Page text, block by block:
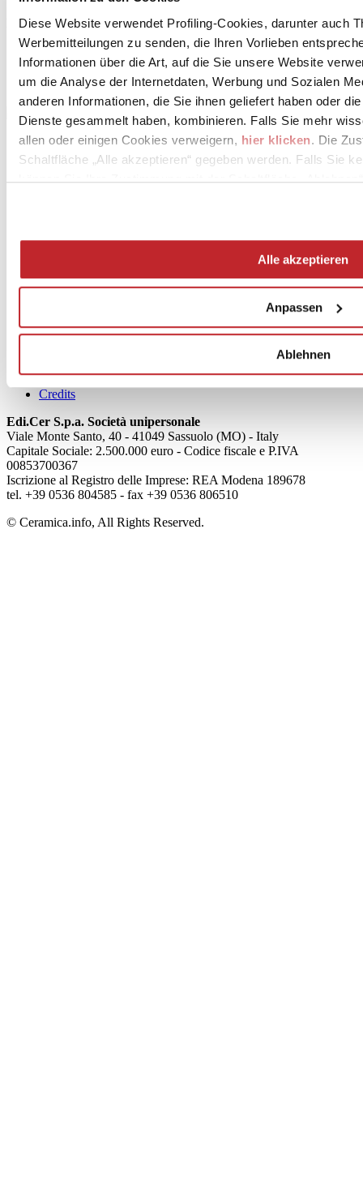
Diese Website verwendet Profiling-Cookies, darunter auch
Werbemitteilungen zu senden, die Ihren Vorlieben
Informationen über die Art, auf die Sie unsere Website
um die Analyse der Internetdaten, Werbung und Sozialen
anderen Informationen, die Sie ihnen geliefert haben oder
Dienste gesammelt haben, kombinieren. Falls Sie mehr
allen oder einigen Cookies verweigern, hier klicken. Die
Schaltfläche „Alle akzeptieren“ gegeben werden. Falls Sie
können Sie Ihre Zustimmung mit der Schaltfläche
Alle akzeptieren
Anpassen
Ablehnen
Belagflächen:CERAMICA RONDINE
Leggi tutto >
aziende
Über uns
Cookie Policy
Credits
Edi.Cer S.p.a. Società unipersonale
Viale Monte Santo, 40 - 41049 Sassuolo (MO) - Italy
Capitale Sociale: 2.500.000 euro - Codice fiscale e P.IVA
00853700367
Iscrizione al Registro delle Imprese: REA Modena 189678
tel. +39 0536 804585 - fax +39 0536 806510
© Ceramica.info, All Rights Reserved.